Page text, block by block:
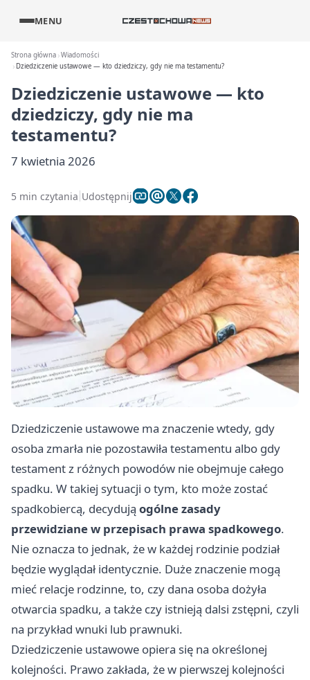
MENU
Strona główna Wiadomości
Dziedziczenie ustawowe — kto dziedziczy, gdy nie ma testamentu?
Dziedziczenie ustawowe — kto
dziedziczy, gdy nie ma
testamentu?
7 kwietnia 2026
5 min czytania Udostępnij
Dziedziczenie ustawowe ma znaczenie wtedy, gdy
osoba zmarła nie pozostawiła testamentu albo gdy
testament z różnych powodów nie obejmuje całego
spadku. W takiej sytuacji o tym, kto może zostać
spadkobiercą, decydują ogólne zasady
przewidziane w przepisach prawa spadkowego.
Nie oznacza to jednak, że w każdej rodzinie podział
będzie wyglądał identycznie. Duże znaczenie mogą
mieć relacje rodzinne, to, czy dana osoba dożyła
otwarcia spadku, a także czy istnieją dalsi zstępni, czyli
na przykład wnuki lub prawnuki.
Dziedziczenie ustawowe opiera się na określonej
kolejności. Prawo zakłada, że w pierwszej kolejności